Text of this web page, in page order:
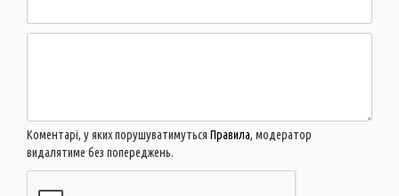
Коментарі, у яких порушуватимуться Правила, модератор
видалятиме без попереджень.